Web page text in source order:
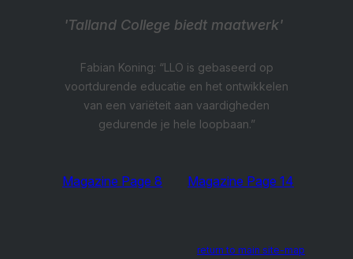
'Talland College biedt maatwerk'
Fabian Koning: “LLO is gebaseerd op
voortdurende educatie en het ontwikkelen
van een variëteit aan vaardigheden
gedurende je hele loopbaan.”
Magazine Page 8 Magazine Page 14
return to main site-map